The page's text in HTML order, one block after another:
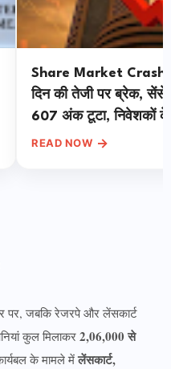
Share Market Crash:
दिन की तेजी पर ब्रेक,
607 अंक टूटा, निवेशकों के
1.35 लाख करोड़ डूबे
READ NOW →
पर, जबकि रेजरपे और लेंसकार्ट
कुल मिलाकर 2,06,000 से
के मामले मेंलेंसकार्ट,